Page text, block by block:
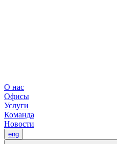
О нас
Офисы
Услуги
Команда
Новости
eng